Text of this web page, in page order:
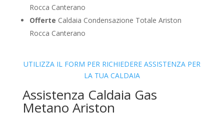
Rocca Canterano
Offerte Caldaia Condensazione Totale Ariston
Rocca Canterano
UTILIZZA IL FORM PER RICHIEDERE ASSISTENZA PER
LA TUA CALDAIA
Assistenza Caldaia Gas
Metano Ariston